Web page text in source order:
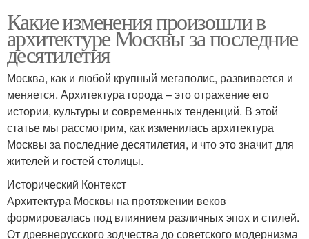
Какие изменения произошли в
архитектуре Москвы за последние
десятилетия
Москва, как и любой крупный мегаполис, развивается и
меняется. Архитектура города – это отражение его
истории, культуры и современных тенденций. В этой
статье мы рассмотрим, как изменилась архитектура
Москвы за последние десятилетия, и что это значит для
жителей и гостей столицы.
Исторический Контекст
Архитектура Москвы на протяжении веков
формировалась под влиянием различных эпох и стилей.
От древнерусского зодчества до советского модернизма